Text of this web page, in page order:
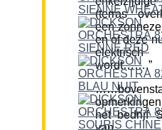
(terras
een
en of deze
wordt…….”
het bedrijf